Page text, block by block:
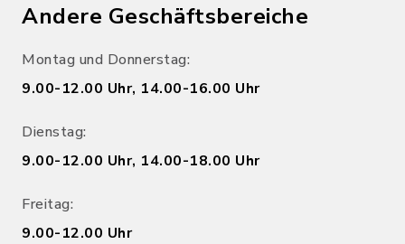
Andere Geschäftsbereiche
Montag und Donnerstag:
9.00-12.00 Uhr, 14.00-16.00 Uhr
Dienstag:
9.00-12.00 Uhr, 14.00-18.00 Uhr
Freitag:
9.00-12.00 Uhr